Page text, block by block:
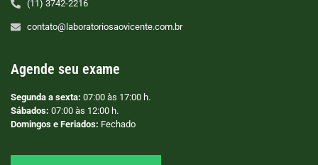
(11) 3742-2216
contato@laboratoriosaovicente.com.br
Agende seu exame
Segunda a sexta: 07:00 às 17:00 h.
Sábados: 07:00 às 12:00 h.
Domingos e Feriados: Fechado